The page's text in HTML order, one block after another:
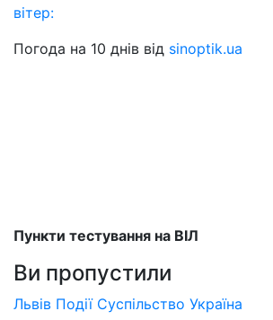
вітер:
Погода на 10 днів від sinoptik.ua
Пункти тестування на ВІЛ
Ви пропустили
Львів Події Суспільство Україна